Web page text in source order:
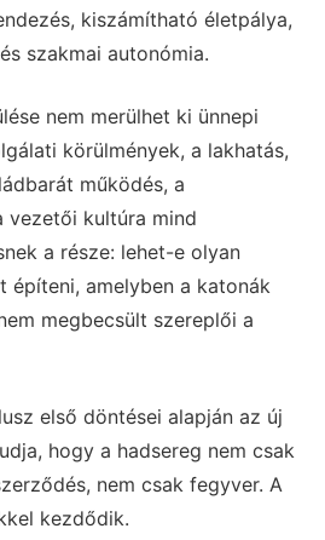
kiszámítható életpálya,
szakmai autonómia.
nem merülhet ki ünnepi
körülmények, a lakhatás,
működés, a
vezetői kultúra mind
a része: lehet-e olyan
építeni, amelyben a katonák
megbecsült szereplői a
első döntései alapján az új
hogy a hadsereg nem csak
nem csak fegyver. A
kezdődik.